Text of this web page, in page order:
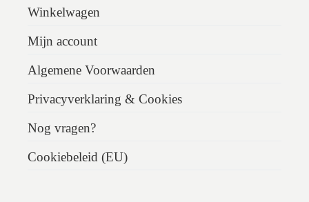
Winkelwagen
Mijn account
Algemene Voorwaarden
Privacyverklaring & Cookies
Nog vragen?
Cookiebeleid (EU)